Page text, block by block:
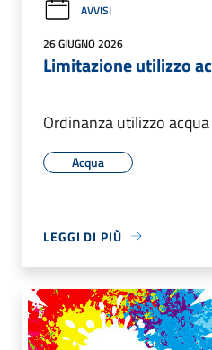
AVVISI
26 GIUGNO 2026
Limitazione utilizzo
Ordinanza utilizzo
Acqua
LEGGI DI PIÙ